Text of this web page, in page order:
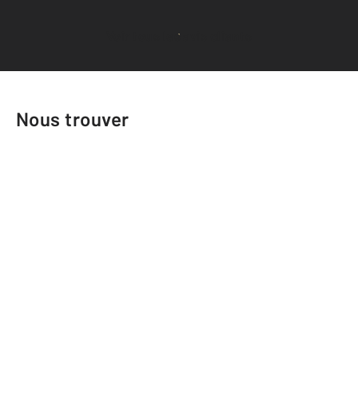
Voir tous les avis clients
Nous trouver